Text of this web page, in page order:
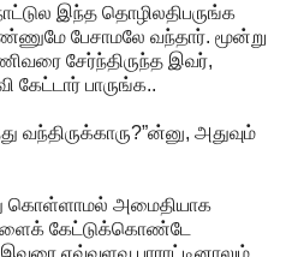
இந்த தொழிலதிபருங்க
பேசாமலே வந்தார். மூன்று
சேர்ந்திருந்த இவர்,
கேட்டார் பாருங்க..
வந்திருக்காரு?”ன்னு, அதுவும்
கொள்ளாமல் அமைதியாக
கேட்டுக்கொண்டே
எவ்வளவு பாராட்டினாலும்